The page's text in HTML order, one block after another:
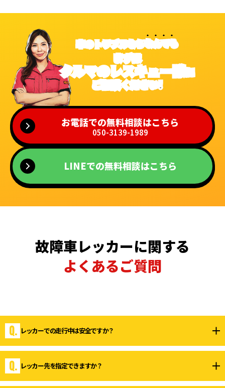
車のトラブルならなんでも
まずは
クルマのレスキュー隊に
ご相談ください!
お電話での無料相談はこちら
050-3139-1989
LINEでの無料相談はこちら
故障車レッカーに関する
よくあるご質問
レッカーでの走行中は安全ですか？
車両の状態に応じた方法でしっかり固定し、安全を最
優先に搬送いたしますのでご安心ください。
レッカー先を指定できますか？